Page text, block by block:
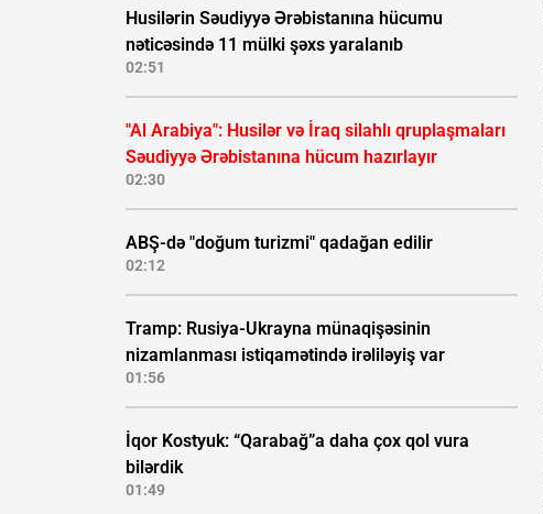
Husilərin Səudiyyə Ərəbistanına hücumu
nəticəsində 11 mülki şəxs yaralanıb
02:51
"Al Arabiya": Husilər və İraq silahlı qruplaşmaları
Səudiyyə Ərəbistanına hücum hazırlayır
02:30
ABŞ-də "doğum turizmi" qadağan edilir
02:12
Tramp: Rusiya-Ukrayna münaqişəsinin
nizamlanması istiqamətində irəliləyiş var
01:56
İqor Kostyuk: “Qarabağ”a daha çox qol vura
bilərdik
01:49